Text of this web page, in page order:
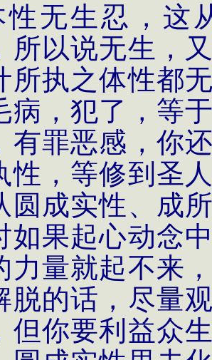
性无生忍，这
所以说无生，
所执之体性都
病，犯了，等
有罪恶感，你
性，等修到圣
圆成实性、成
如果起心动念
力量就起不来
脱的话，尽量
但你要利益众